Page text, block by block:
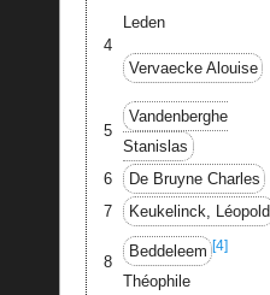
4
Leden
Vervaecke Alouise
5
Vandenberghe
Stanislas
6 De Bruyne Charles
7
Keukelinck, Léopold
8
Beddeleem [4]
Théophile